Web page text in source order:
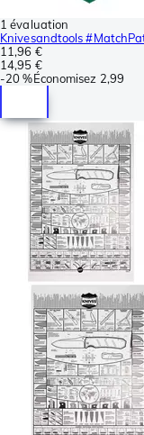
1 évaluation
Knivesandtools
11,96 €
14,95 €
-20 %Économisez 2,99